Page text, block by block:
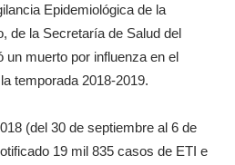
Epidemiológica de la
de la Secretaría de Salud del
un muerto por influenza en el
temporada 2018-2019.
(del 30 de septiembre al 6 de
19 mil 835 casos de ETI e